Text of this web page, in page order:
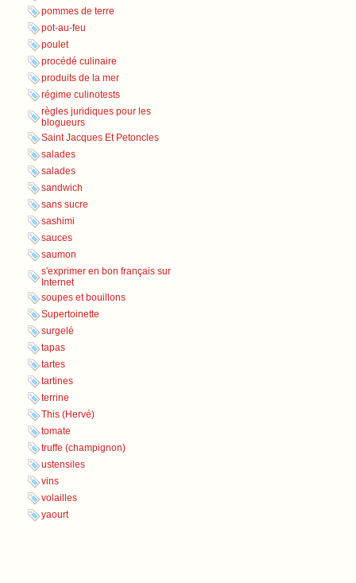
pommes de terre
pot-au-feu
poulet
procédé culinaire
produits de la mer
régime culinotests
règles juridiques pour les
blogueurs
Saint Jacques Et Petoncles
salades
salades
sandwich
sans sucre
sashimi
sauces
saumon
s'exprimer en bon français sur
Internet
soupes et bouillons
Supertoinette
surgelé
tapas
tartes
tartines
terrine
This (Hervé)
tomate
truffe (champignon)
ustensiles
vins
volailles
yaourt